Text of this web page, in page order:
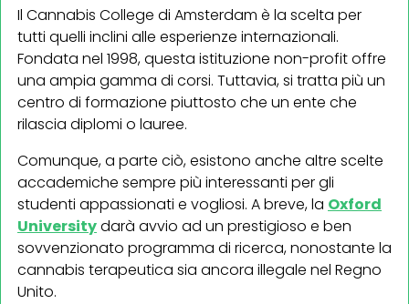
Il Cannabis College di Amsterdam è la scelta per
tutti quelli inclini alle esperienze internazionali.
Fondata nel 1998, questa istituzione non-profit offre
una ampia gamma di corsi. Tuttavia, si tratta più un
centro di formazione piuttosto che un ente che
rilascia diplomi o lauree.
Comunque, a parte ciò, esistono anche altre scelte
accademiche sempre più interessanti per gli
studenti appassionati e vogliosi. A breve, la Oxford
Universitydarà avvio ad un prestigioso e ben
sovvenzionato programma di ricerca, nonostante la
cannabis terapeutica sia ancora illegale nel Regno
Unito.